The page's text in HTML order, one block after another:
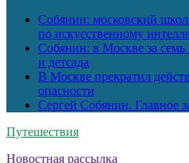
Собянин: московский
по искусственному
Собянин: в Москве за
и детсада
В Москве прекратил
опасности
Сергей Собянин. Главное
Путешествия
Новостная рассылка